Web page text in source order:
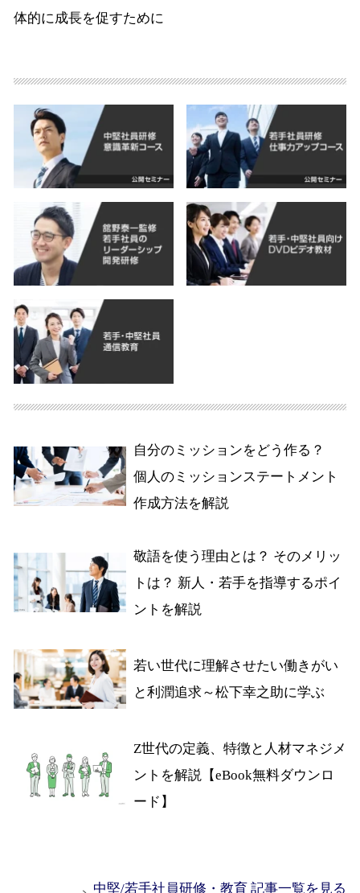
体的に成長を促すために
自分のミッションをどう作る？
個人のミッションステートメント
作成方法を解説
敬語を使う理由とは？ そのメリッ
トは？ 新人・若手を指導するポイ
ントを解説
若い世代に理解させたい働きがい
と利潤追求～松下幸之助に学ぶ
Z世代の定義、特徴と人材マネジメ
ントを解説【eBook無料ダウンロ
ード】
中堅/若手社員研修・教育 記事一覧を見る